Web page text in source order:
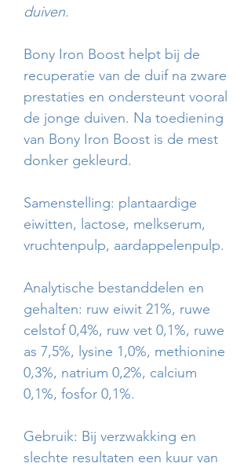
duiven.
Bony Iron Boost helpt bij de
recuperatie van de duif na zware
prestaties en ondersteunt vooral
de jonge duiven. Na toediening
van Bony Iron Boost is de mest
donker gekleurd.
Samenstelling: plantaardige
eiwitten, lactose, melkserum,
vruchtenpulp, aardappelenpulp.
Analytische bestanddelen en
gehalten: ruw eiwit 21%, ruwe
celstof 0,4%, ruw vet 0,1%, ruwe
as 7,5%, lysine 1,0%, methionine
0,3%, natrium 0,2%, calcium
0,1%, fosfor 0,1%.
Gebruik: Bij verzwakking en
slechte resultaten een kuur van